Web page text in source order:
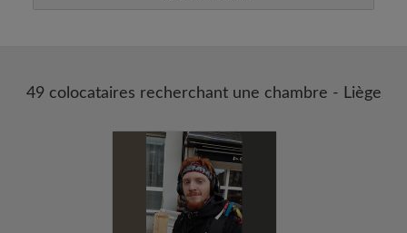
49 colocataires recherchant une chambre - Liège